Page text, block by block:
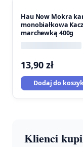
Hau Now Mokra
monobiałkowa
marchewką 400g
13,90 zł
Dodaj do
Klienci